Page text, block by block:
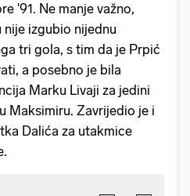
'91. Ne manje važno,
izgubio nijednu
tri gola, s tim da je Prpić
a posebno je bila
Marku Livaji za jedini
Maksimiru. Zavrijedio je i
Dalića za utakmice